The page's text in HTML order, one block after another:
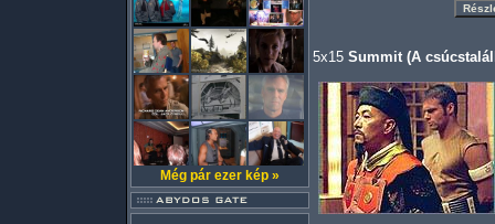
Még pár ezer kép »
5x15 Summit (A